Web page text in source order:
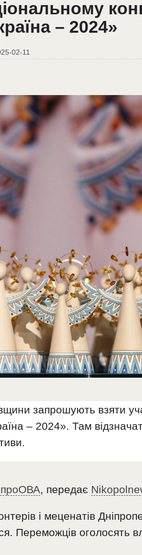
– 2024»
02-11
запрошують взяти
– 2024». Там
, передає
і меценатів
Переможців оголосять